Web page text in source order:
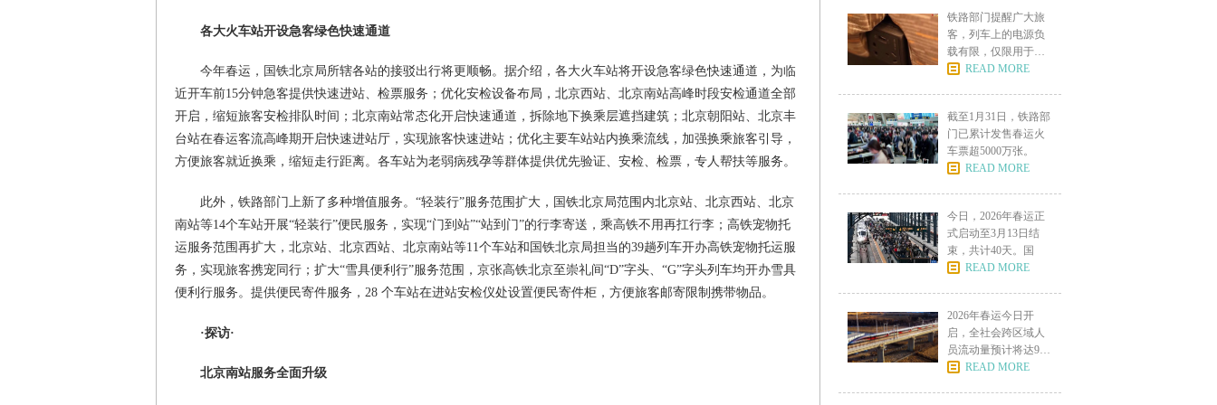
各大火车站开设急客绿色快速通道
今年春运，国铁北京局所辖各站的接驳出行将更顺畅。据介绍，各大火车站将开设急客绿色快速通道，为临
近开车前15分钟急客提供快速进站、检票服务；优化安检设备布局，北京西站、北京南站高峰时段安检通道全部
开启，缩短旅客安检排队时间；北京南站常态化开启快速通道，拆除地下换乘层遮挡建筑；北京朝阳站、北京丰
台站在春运客流高峰期开启快速进站厅，实现旅客快速进站；优化主要车站站内换乘流线，加强换乘旅客引导，
方便旅客就近换乘，缩短走行距离。各车站为老弱病残孕等群体提供优先验证、安检、检票，专人帮扶等服务。
此外，铁路部门上新了多种增值服务。“轻装行”服务范围扩大，国铁北京局范围内北京站、北京西站、北京
南站等14个车站开展“轻装行”便民服务，实现“门到站”“站到门”的行李寄送，乘高铁不用再扛行李；高铁宠物托
运服务范围再扩大，北京站、北京西站、北京南站等11个车站和国铁北京局担当的39趟列车开办高铁宠物托运服
务，实现旅客携宠同行；扩大“雪具便利行”服务范围，京张高铁北京至崇礼间“D”字头、“G”字头列车均开办雪具
便利行服务。提供便民寄件服务，28 个车站在进站安检仪处设置便民寄件柜，方便旅客邮寄限制携带物品。
·探访·
北京南站服务全面升级
铁路部门提醒广大旅
客，列车上的电源负
载有限，仅限用于手
机、笔READ MORE
截至1月31日，铁路部
门已累计发售春运火
车票超5000万张。
READ MORE
今日，2026年春运正
式启动至3月13日结
束，共计40天。国
READ MORE
2026年春运今日开
启，全社会跨区域人
员流动量预计将达95
亿 READ MORE